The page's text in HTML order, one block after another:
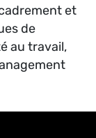
et
de
au travail,